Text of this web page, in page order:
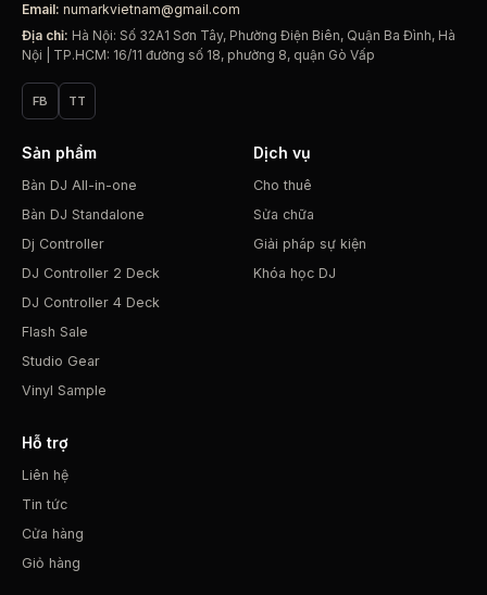
Email: numarkvietnam@gmail.com
Địa chỉ: Hà Nội: Số 32A1 Sơn Tây, Phường Điện Biên, Quận Ba Đình, Hà
Nội | TP.HCM: 16/11 đường số 18, phường 8, quận Gò Vấp
FB TT
Sản phẩm
Bàn DJ All-in-one
Bàn DJ Standalone
Dj Controller
DJ Controller 2 Deck
DJ Controller 4 Deck
Flash Sale
Studio Gear
Vinyl Sample
Dịch vụ
Cho thuê
Sửa chữa
Giải pháp sự kiện
Khóa học DJ
Hỗ trợ
Liên hệ
Tin tức
Cửa hàng
Giỏ hàng